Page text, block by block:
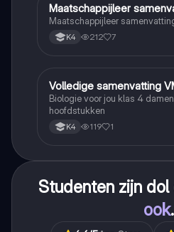
Maatschappijleer
Maatschappijleer
Maatschappijleer
K4 212 7
Biologie
Volledige samenvatting
Biologie voor jou klas 4
hoofdstukken
K4 119 1
Studenten zijn
ook.